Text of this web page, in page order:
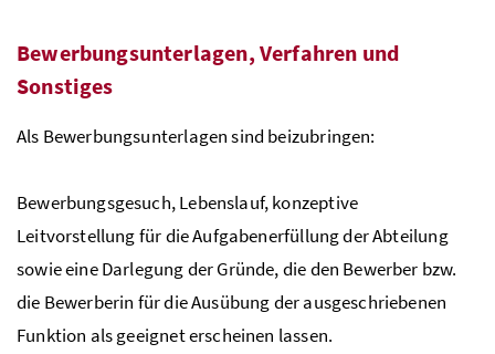
Bewerbungsunterlagen, Verfahren und
Sonstiges
Als Bewerbungsunterlagen sind beizubringen:
Bewerbungsgesuch, Lebenslauf, konzeptive
Leitvorstellung für die Aufgabenerfüllung der Abteilung
sowie eine Darlegung der Gründe, die den Bewerber bzw.
die Bewerberin für die Ausübung der ausgeschriebenen
Funktion als geeignet erscheinen lassen.